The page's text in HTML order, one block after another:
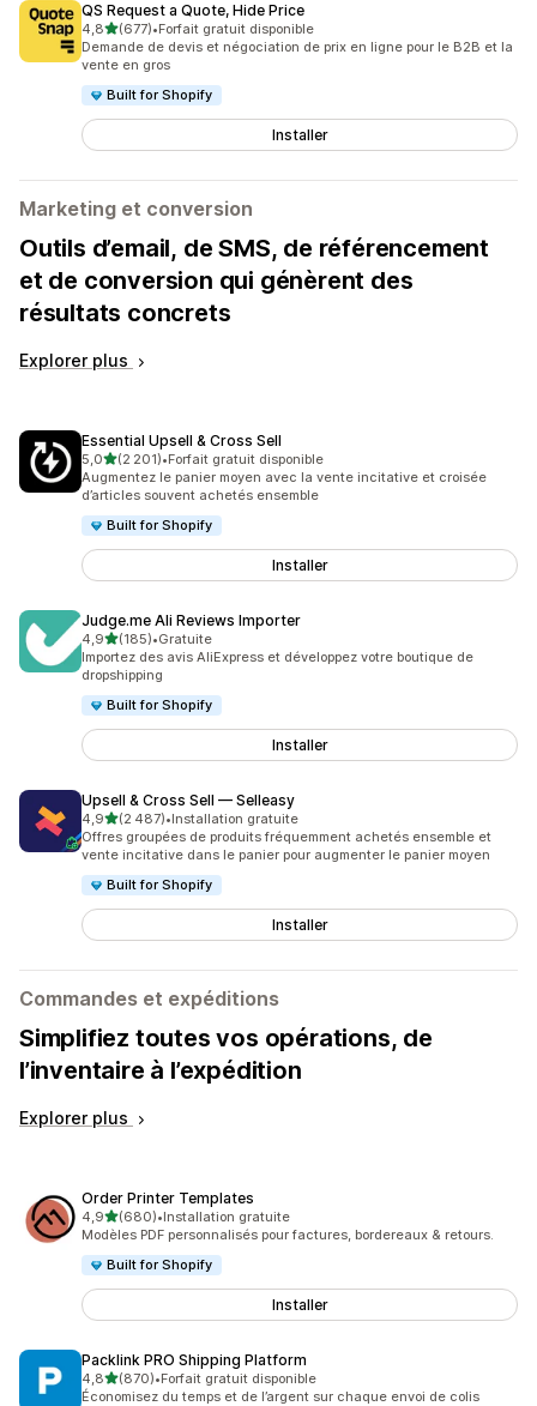
QS Request a Quote, Hide Price
4,8étoile(s) sur 5
(677)
677 avis au total
•Forfait gratuit disponible
Demande de devis et négociation de prix en ligne pour le B2B et la
vente en gros
Built for Shopify
Installer
Marketing et conversion
Outils d’email, de SMS, de référencement
et de conversion qui génèrent des
résultats concrets
Explorer plus
Essential Upsell & Cross Sell
5,0étoile(s) sur 5
(2 201)
2201 avis au total
•Forfait gratuit disponible
Augmentez le panier moyen avec la vente incitative et croisée
d’articles souvent achetés ensemble
Built for Shopify
Installer
Judge.me Ali Reviews Importer
4,9étoile(s) sur 5
(185)
185 avis au total
•Gratuite
Importez des avis AliExpress et développez votre boutique de
dropshipping
Built for Shopify
Installer
Upsell & Cross Sell — Selleasy
4,9étoile(s) sur 5
(2 487)
2487 avis au total
•Installation gratuite
Offres groupées de produits fréquemment achetés ensemble et
vente incitative dans le panier pour augmenter le panier moyen
Built for Shopify
Installer
Commandes et expéditions
Simplifiez toutes vos opérations, de
l’inventaire à l’expédition
Explorer plus
Order Printer Templates
4,9étoile(s) sur 5
(680)
680 avis au total
•Installation gratuite
Modèles PDF personnalisés pour factures, bordereaux & retours.
Built for Shopify
Installer
Packlink PRO Shipping Platform
4,8étoile(s) sur 5
(870)
870 avis au total
•Forfait gratuit disponible
Économisez du temps et de l’argent sur chaque envoi de colis